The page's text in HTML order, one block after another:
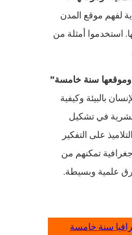
لفهم موقع المدن
استخدموا أمثلة من
سنة خامسة”
بالبيئة وكيفية
في تشكيل
على التفكير
تمكنهم من
علمية وبسيطة.
سنة خامسة